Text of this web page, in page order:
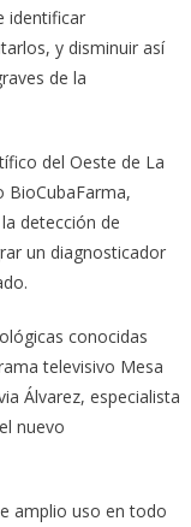
identificar
y disminuir así
de la
del Oeste de La
BioCubaFarma,
detección de
un diagnosticador
conocidas
televisivo Mesa
Álvarez, especialista
nuevo
amplio uso en todo